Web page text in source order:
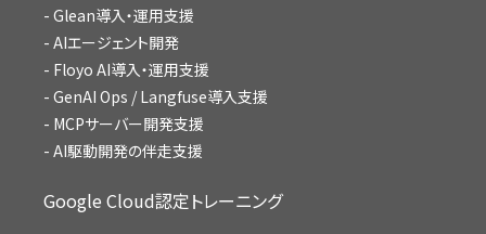
Glean導入・運用支援
AIエージェント開発
Floyo AI導入・運用支援
GenAI Ops / Langfuse導入支援
MCPサーバー開発支援
AI駆動開発の伴走支援
Google Cloud認定トレーニング